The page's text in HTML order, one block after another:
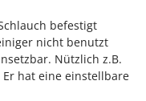
befestigt
nicht benutzt
Nützlich z.B.
hat eine einstellbare